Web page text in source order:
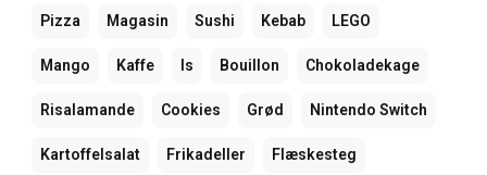
Pizza Magasin Sushi Kebab LEGO
Mango Kaffe Is Bouillon Chokoladekage
Risalamande Cookies Grød Nintendo Switch
Kartoffelsalat Frikadeller Flæskesteg